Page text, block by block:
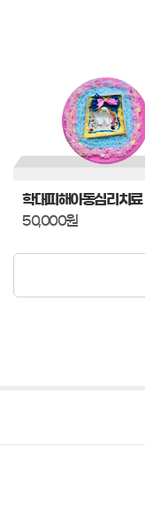
학대피해아동심리치료
50,000원